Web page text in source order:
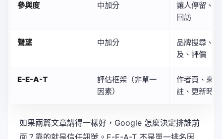
參與度 中加分
讓人停留、
回訪
聲望 中加分
品牌搜尋、
及、評價
E-E-A-T
評估框架（非單一
因素）
作者頁、來
註、更新時間
如果兩篇文章講得一樣好，Google 怎麼決定排誰前